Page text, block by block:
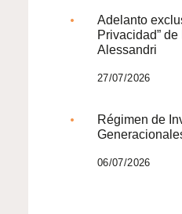
Adelanto
Privacidad”
Alessandri
27/07/2026
Régimen de
06/07/2026